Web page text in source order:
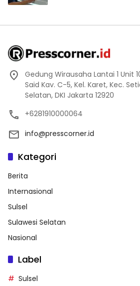
Gedung Wirausaha Lantai 1 Unit
Said Kav. C-5, Kel. Karet, Kec.
Selatan, DKI Jakarta 12920
+6281910000064
info@presscorner.id
Kategori
Berita
Internasional
Sulsel
Sulawesi Selatan
Nasional
Label
Sulsel